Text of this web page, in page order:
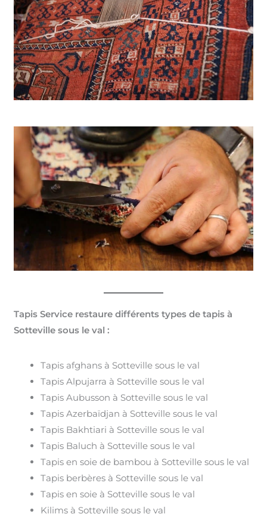
Tapis Service restaure différents types de tapis à
Sotteville sous le val :
Tapis afghans à Sotteville sous le val
Tapis Alpujarra à Sotteville sous le val
Tapis Aubusson à Sotteville sous le val
Tapis Azerbaïdjan à Sotteville sous le val
Tapis Bakhtiari à Sotteville sous le val
Tapis Baluch à Sotteville sous le val
Tapis en soie de bambou à Sotteville sous le val
Tapis berbères à Sotteville sous le val
Tapis en soie à Sotteville sous le val
Kilims à Sotteville sous le val